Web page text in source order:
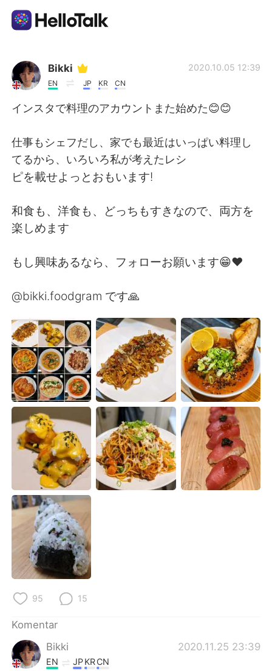
Aplikasi Pertukaran Bahasa
AI Grammar Checker
English 简体中文
繁體中文 Español
ไทย Italiano
Türkçe Tiếng Việt
Português
Bikki
EN JP KR CN
2020.10.05 12:39
インスタで料理のアカウントまた始めた😊😊
仕事もシェフだし、家でも最近はいっぱい料理し
てるから、いろいろ私が考えたレシ
ピを載せよっとおもいます!
和食も、洋食も、どっちもすきなので、両方を
楽しめます
もし興味あるなら、フォローお願います😁❤️
@bikki.foodgram です🙏
95 15
Komentar
Bikki
2020.11.25 23:39
EN JPKRCN